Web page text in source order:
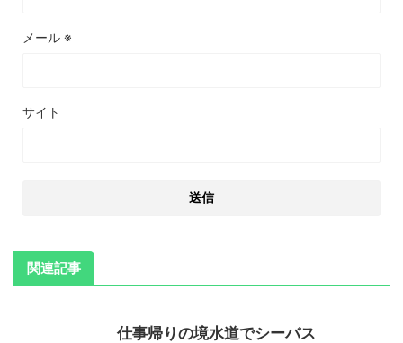
メール ※
サイト
関連記事
仕事帰りの境水道でシーバス